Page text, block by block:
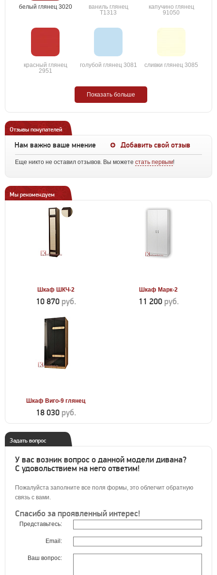
белый глянец 3020
ваниль глянец
T1313
капучино глянец
91050
красный глянец
2951
голубой глянец 3081 сливки глянец 3085
Показать больше
Отзывы покупателей
Нам важно ваше мнение Добавить свой отзыв
Еще никто не оставил отзывов. Вы можете стать первым!
Мы рекомендуем
Шкаф ШКЧ-2
10 870 руб.
Шкаф Марк-2
11 200 руб.
Шкаф Виго-9 глянец
18 030 руб.
Задать вопрос
У вас возник вопрос о данной модели дивана?
С удовольствием на него ответим!
Пожалуйста заполните все поля формы, это облегчит обратную
связь с вами.
Спасибо за проявленный интерес!
Представьтесь:
Email:
Ваш вопрос: